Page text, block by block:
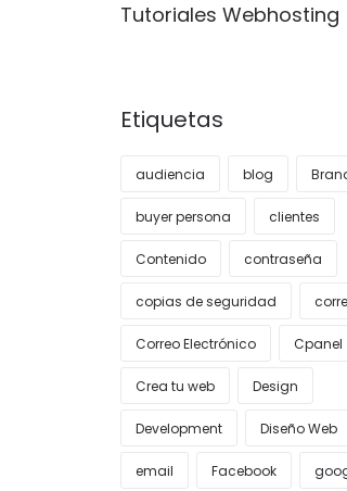
Tutoriales Webhosting
Etiquetas
audiencia blog
buyer persona clientes
Contenido contraseña
copias de seguridad
Correo Electrónico Cpanel
Crea tu web Design
Development Diseño Web
email Facebook